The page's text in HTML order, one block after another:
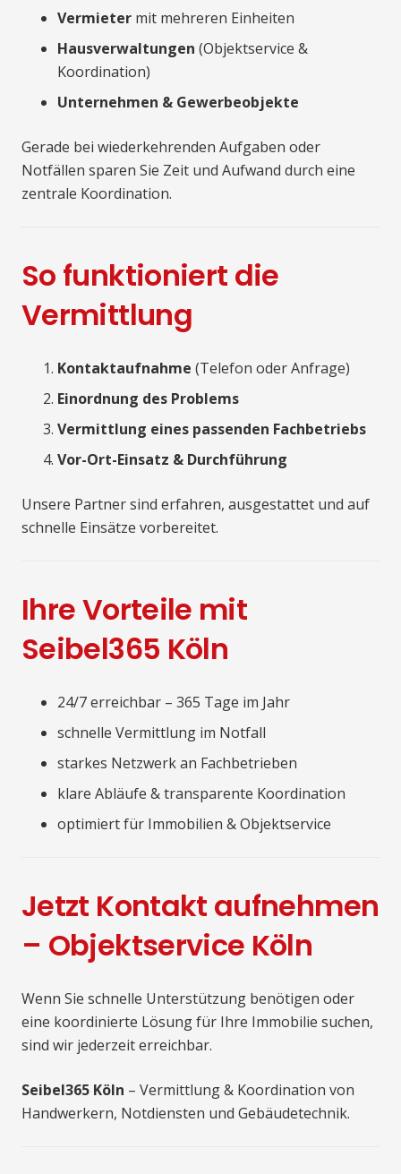
Vermieter mit mehreren Einheiten
Hausverwaltungen (Objektservice &
Koordination)
Unternehmen & Gewerbeobjekte
Gerade bei wiederkehrenden Aufgaben oder
Notfällen sparen Sie Zeit und Aufwand durch eine
zentrale Koordination.
So funktioniert die
Vermittlung
Kontaktaufnahme (Telefon oder Anfrage)
Einordnung des Problems
Vermittlung eines passenden Fachbetriebs
Vor-Ort-Einsatz & Durchführung
Unsere Partner sind erfahren, ausgestattet und auf
schnelle Einsätze vorbereitet.
Ihre Vorteile mit
Seibel365 Köln
24/7 erreichbar – 365 Tage im Jahr
schnelle Vermittlung im Notfall
starkes Netzwerk an Fachbetrieben
klare Abläufe & transparente Koordination
optimiert für Immobilien & Objektservice
Jetzt Kontakt aufnehmen
– Objektservice Köln
Wenn Sie schnelle Unterstützung benötigen oder
eine koordinierte Lösung für Ihre Immobilie suchen,
sind wir jederzeit erreichbar.
Seibel365 Köln – Vermittlung & Koordination von
Handwerkern, Notdiensten und Gebäudetechnik.